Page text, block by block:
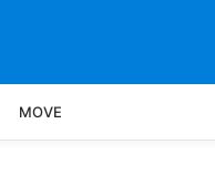
MOVE